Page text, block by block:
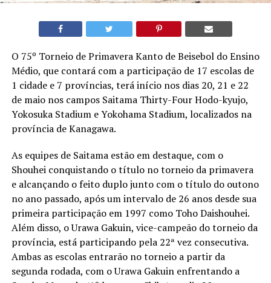
O 75º Torneio de Primavera Kanto de Beisebol do Ensino
Médio, que contará com a participação de 17 escolas de
1 cidade e 7 províncias, terá início nos dias 20, 21 e 22
de maio nos campos Saitama Thirty-Four Hodo-kyujo,
Yokosuka Stadium e Yokohama Stadium, localizados na
província de Kanagawa.
As equipes de Saitama estão em destaque, com o
Shouhei conquistando o título no torneio da primavera
e alcançando o feito duplo junto com o título do outono
no ano passado, após um intervalo de 26 anos desde sua
primeira participação em 1997 como Toho Daishouhei.
Além disso, o Urawa Gakuin, vice-campeão do torneio da
província, está participando pela 22ª vez consecutiva.
Ambas as escolas entrarão no torneio a partir da
segunda rodada, com o Urawa Gakuin enfrentando a